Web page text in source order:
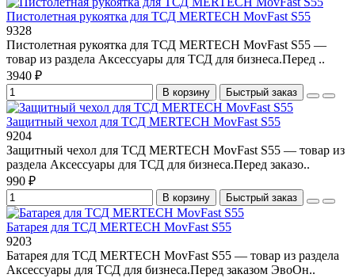
Пистолетная рукоятка для ТСД MERTECH MovFast S55
9328
Пистолетная рукоятка для ТСД MERTECH MovFast S55 —
товар из раздела Аксессуары для ТСД для бизнеса.Перед ..
3940 ₽
В корзину Быстрый заказ
Защитный чехол для ТСД MERTECH MovFast S55
9204
Защитный чехол для ТСД MERTECH MovFast S55 — товар из
раздела Аксессуары для ТСД для бизнеса.Перед заказо..
990 ₽
В корзину Быстрый заказ
Батарея для ТСД MERTECH MovFast S55
9203
Батарея для ТСД MERTECH MovFast S55 — товар из раздела
Аксессуары для ТСД для бизнеса.Перед заказом ЭвоОн..